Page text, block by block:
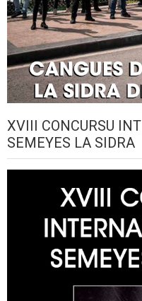
XVIII CONCURSU
SEMEYES LA SIDRA